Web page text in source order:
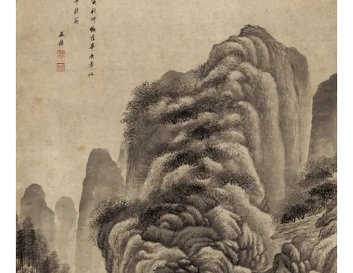
古
Ancient
Works
经